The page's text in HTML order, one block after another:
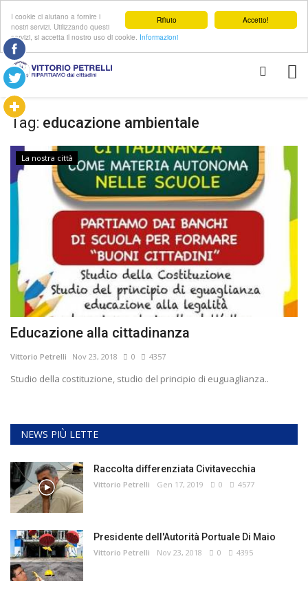
Accetto!
Rifiuto
I cookie ci aiutano a fornire i
nostri servizi. Utilizzando questi
servizi, si accetta il nostro uso di cookie. Informazioni
Tag: educazione ambientale
La nostra città
Educazione alla cittadinanza
Vittorio Petrelli Nov 23, 2018 0 4357
Studio della costituzione, studio del principio di euguaglianza..
NEWS PIÙ LETTE
Raccolta differenziata Civitavecchia
Vittorio Petrelli Gen 17, 2019 0 4577
Presidente dell'Autorità Portuale Di Maio
Vittorio Petrelli Nov 23, 2018 0 4395